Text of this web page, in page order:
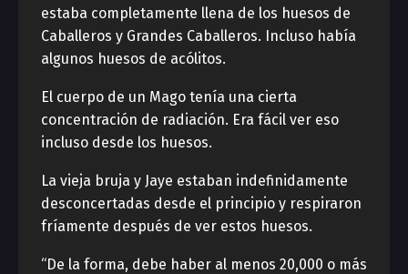
estaba completamente llena de los huesos de
Caballeros y Grandes Caballeros. Incluso había
algunos huesos de acólitos.
El cuerpo de un Mago tenía una cierta
concentración de radiación. Era fácil ver eso
incluso desde los huesos.
La vieja bruja y Jaye estaban indefinidamente
desconcertadas desde el principio y respiraron
fríamente después de ver estos huesos.
“De la forma, debe haber al menos 20,000 o más